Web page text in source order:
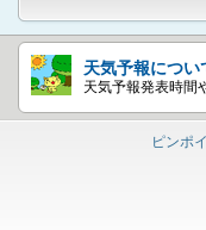
天気予報につい
天気予報発表時間
ピンポ